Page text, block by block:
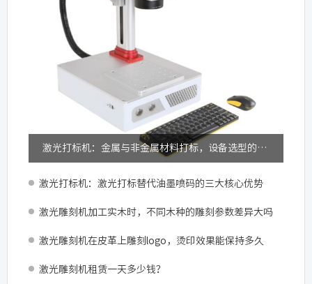
激光打标机：金属与非金属材料打标，设备选型的关键差异
激光打标机：激光打标替代油墨喷码的三大核心优势
激光雕刻机加工实木时，不同木种的雕刻参数差异大吗
激光雕刻机在皮革上雕刻logo，烫印效果能保持多久
激光雕刻机租赁一天多少钱？